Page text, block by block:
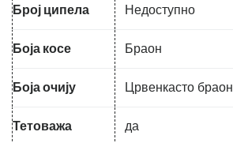
Број ципела Недоступно
Боја косе Браон
Боја очију Црвенкасто браон
Тетоважа да